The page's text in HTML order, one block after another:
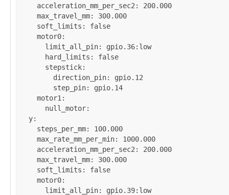
acceleration_mm_per_sec2 : 200.000
max_travel_mm: 300.000
soft_limits : false
motor0:
limit_all_pin: gpio.36:low
hard_limits : false
stepstick:
direction_pin: gpio.12
step_pin: gpio.14
motor1 :
null_motor:
y:
steps_per_mm: 100.000
max_rate_mm_per_min: 1000.000
acceleration_mm_per_sec2 : 200.000
max_travel_mm: 300.000
soft_limits : false
motor0:
limit_all_pin: gpio.39:low